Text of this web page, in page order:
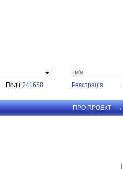
Події 241658 Реєстрація
ПРО ПРОЕКТ